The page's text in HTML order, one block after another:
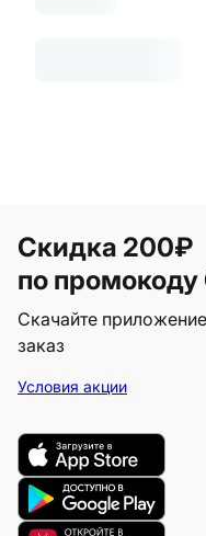
Скидка 200₽
по
Скачайте
заказ
Условия акции